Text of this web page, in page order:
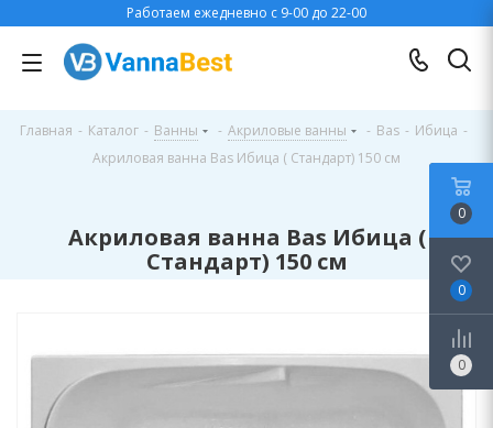
Работаем ежедневно с 9-00 до 22-00
Главная - Каталог - Ванны - Акриловые ванны - Bas - Ибица -
Акриловая ванна Bas Ибица ( Стандарт) 150 см
Акриловая ванна Bas Ибица (
Стандарт) 150 см
0
0
0